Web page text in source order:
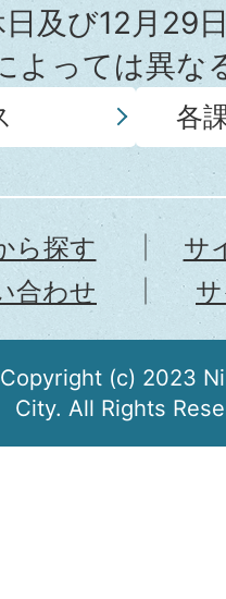
及び12月29
よっては異
各
ら探す
サ
合わせ
Copyright (c) 2023
City. All Rights